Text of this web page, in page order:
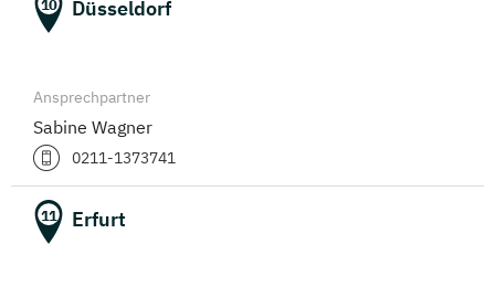
10 Düsseldorf
Ansprechpartner
Sabine Wagner
0211-1373741
11 Erfurt